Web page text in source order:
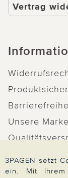
Vertrag
Unsere
3PAGEN setzt
ein. Mit Ihrem